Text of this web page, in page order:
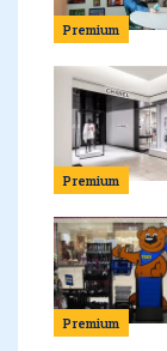
Premium
Premium
Premium